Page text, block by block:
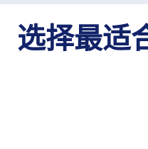
选择最适